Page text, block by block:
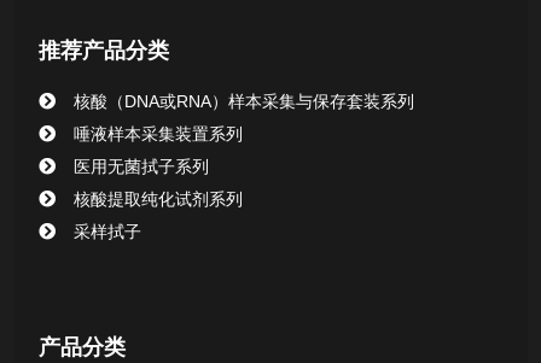
推荐产品分类
核酸（DNA或RNA）样本采集与保存套装系列
唾液样本采集装置系列
医用无菌拭子系列
核酸提取纯化试剂系列
采样拭子
产品分类